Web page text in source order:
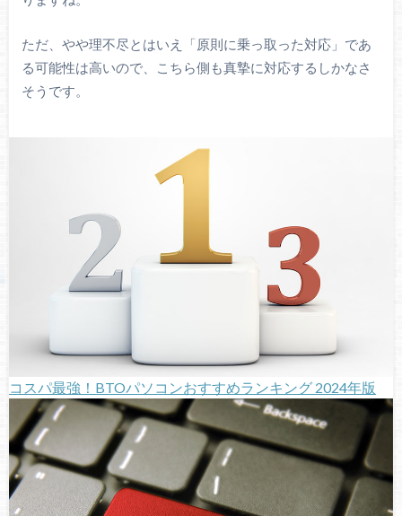
ただ、やや理不尽とはいえ「原則に乗っ取った対応」であ
る可能性は高いので、こちら側も真摯に対応するしかなさ
そうです。
コスパ最強！BTOパソコンおすすめランキング 2024年版